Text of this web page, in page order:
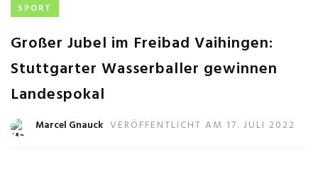
SPORT
Großer Jubel im Freibad Vaihingen:
Stuttgarter Wasserballer gewinnen
Landespokal
Marcel Gnauck VERÖFFENTLICHT AM 17. JULI 2022